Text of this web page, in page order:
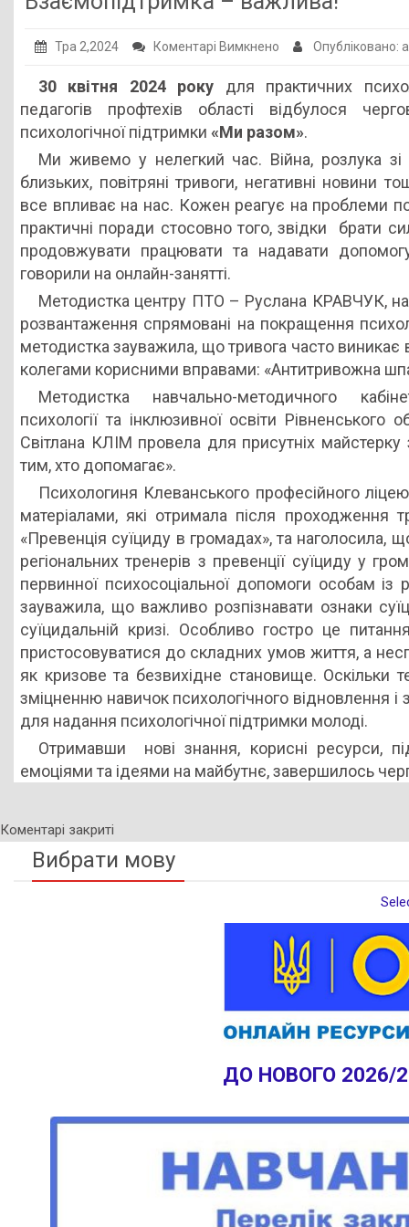
Публічна інформація
Заклади ПТО
Оголошення
Галерея
НМЦ ПТО України
Тра 2,2024 Коментарі Вимкнено до
–
важлива!
Опубліковано:
30 квітня 2024 року для практичних
педагогів профтехів області відбулося
психологічної підтримки «Ми разом».
Ми живемо у нелегкий час. Війна, розлука зі
близьких, повітряні тривоги, негативні новини
все впливає на нас. Кожен реагує на проблеми
практичні поради стосовно того, звідки брати
продовжувати працювати та надавати
говорили на онлайн-занятті.
Методистка центру ПТО – Руслана КРАВЧУК,
розвантаження спрямовані на покращення
методистка зауважила, що тривога часто
колегами корисними вправами: «Антитривожна
Методистка навчально-методичного
психології та інклюзивної освіти Рівненського
Світлана КЛІМ провела для присутніх
тим, хто допомагає».
Психологиня Клеванського професійного
матеріалами, які отримала після проходження
«Превенція суїциду в громадах», та наголосила,
регіональних тренерів з превенції суїциду у
первинної психосоціальної допомоги особам
зауважила, що важливо розпізнавати ознаки
суїцидальній кризі. Особливо гостро це
пристосовуватися до складних умов життя, а
як кризове та безвихідне становище. Оскільки
зміцненню навичок психологічного відновлення і
для надання психологічної підтримки молоді.
Отримавши нові знання, корисні ресурси,
емоціями та ідеями на майбутнє, завершилось
Коментарі закриті
Вибрати мову
ДО НОВОГО 2026/